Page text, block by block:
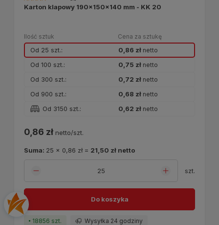
Karton klapowy 190x150x140 mm - KK 20
Ilość sztuk Cena za sztukę
Od 25 szt.: 0,86 złnetto
Od 100 szt.: 0,75 złnetto
Od 300 szt.: 0,72 złnetto
Od 900 szt.: 0,68 złnetto
Od 3150 szt.: 0,62 złnetto
0,86 zł netto/szt.
szt.
Do koszyka
Suma: 25 x 0,86 zł = 21,50 zł netto
18856 szt. Wysyłka 24 godziny